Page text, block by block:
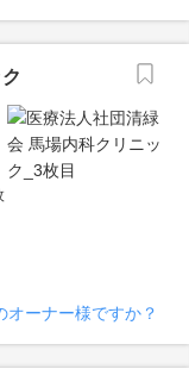
オーナー様ですか？